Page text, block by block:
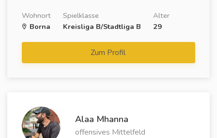
Wohnort
Borna
Spielklasse
Kreisliga B/Stadtliga B
Alter
29
Zum Profil
Alaa Mhanna
offensives Mittelfeld